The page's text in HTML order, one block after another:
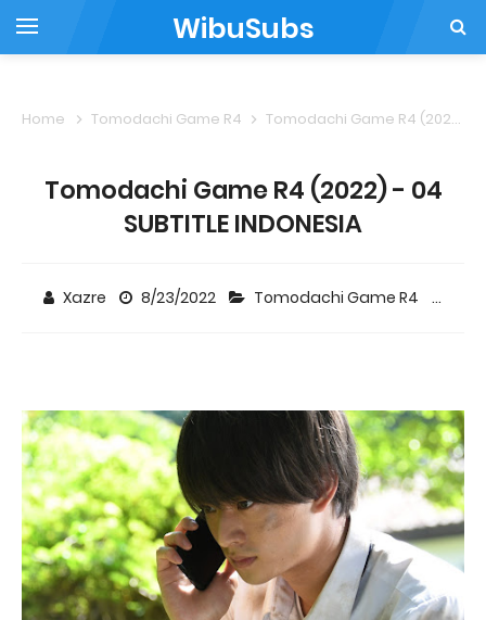
WibuSubs
Home Tomodachi Game R4 Tomodachi Game R4 (2022) - 04 SUBTITLE INDONESIA
Tomodachi Game R4 (2022) - 04
SUBTITLE INDONESIA
Xazre 8/23/2022 Tomodachi Game R4